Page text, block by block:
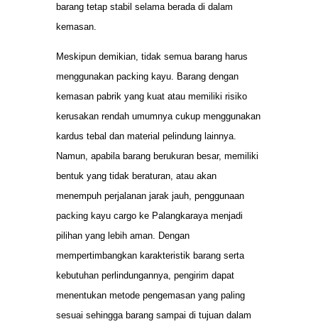
barang tetap stabil selama berada di dalam
kemasan.
Meskipun demikian, tidak semua barang harus
menggunakan packing kayu. Barang dengan
kemasan pabrik yang kuat atau memiliki risiko
kerusakan rendah umumnya cukup menggunakan
kardus tebal dan material pelindung lainnya.
Namun, apabila barang berukuran besar, memiliki
bentuk yang tidak beraturan, atau akan
menempuh perjalanan jarak jauh, penggunaan
packing kayu cargo ke Palangkaraya menjadi
pilihan yang lebih aman. Dengan
mempertimbangkan karakteristik barang serta
kebutuhan perlindungannya, pengirim dapat
menentukan metode pengemasan yang paling
sesuai sehingga barang sampai di tujuan dalam